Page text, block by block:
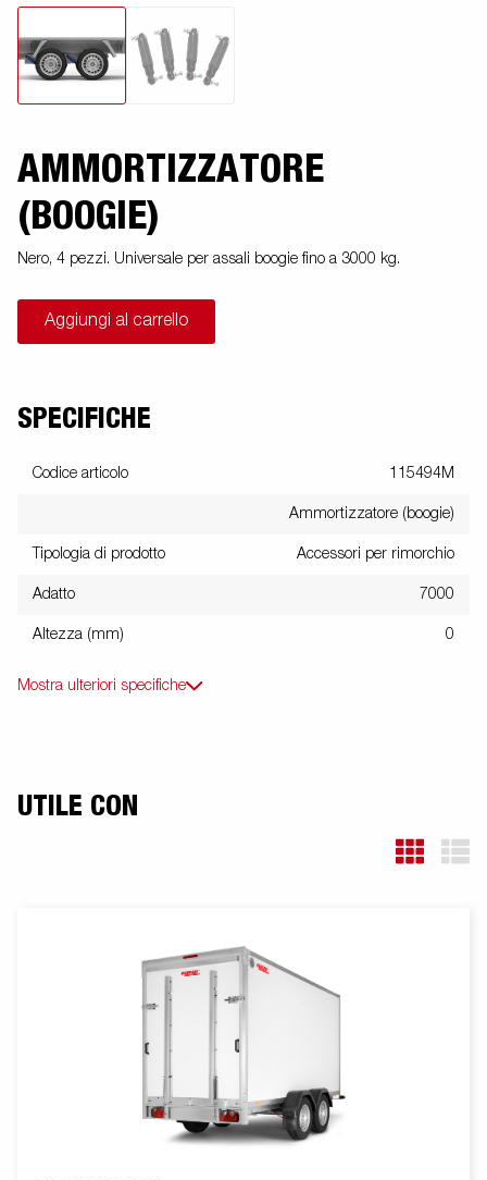
AMMORTIZZATORE
(BOOGIE)
Nero, 4 pezzi. Universale per assali boogie fino a 3000 kg.
Aggiungi al carrello
SPECIFICHE
Codice articolo 115494M
Ammortizzatore (boogie)
Tipologia di prodotto Accessori per rimorchio
Adatto 7000
Altezza (mm) 0
Mostra ulteriori specifiche
UTILE CON